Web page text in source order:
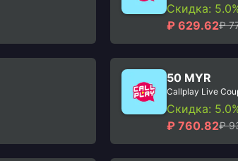
Скидка:
₽ 629.62₽
50 MYR
Callplay Live
Скидка:
₽ 760.82₽